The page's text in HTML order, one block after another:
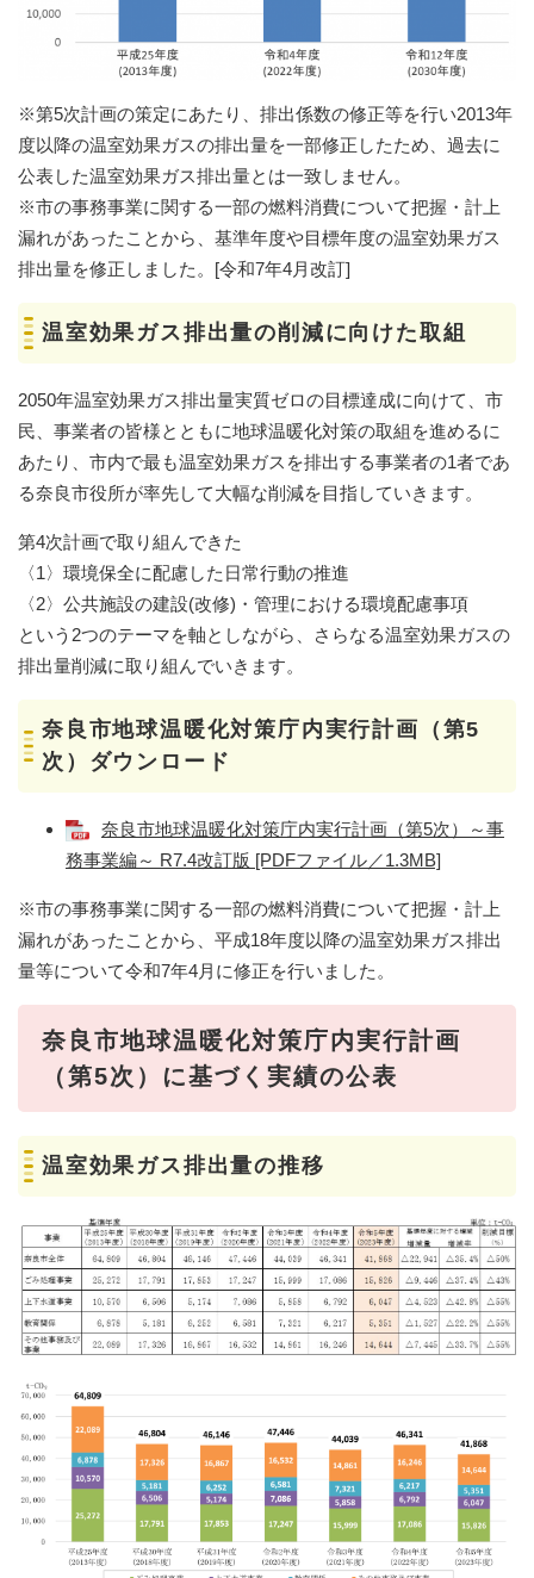
※第5次計画の策定にあたり、排出係数の修正等を行い2013年
度以降の温室効果ガスの排出量を一部修正したため、過去に
公表した温室効果ガス排出量とは一致しません。
※市の事務事業に関する一部の燃料消費について把握・計上
漏れがあったことから、基準年度や目標年度の温室効果ガス
排出量を修正しました。[令和7年4月改訂]
温室効果ガス排出量の削減に向けた取組
2050年温室効果ガス排出量実質ゼロの目標達成に向けて、市
民、事業者の皆様とともに地球温暖化対策の取組を進めるに
あたり、市内で最も温室効果ガスを排出する事業者の1者であ
る奈良市役所が率先して大幅な削減を目指していきます。
第4次計画で取り組んできた
〈1〉環境保全に配慮した日常行動の推進
〈2〉公共施設の建設(改修)・管理における環境配慮事項
という2つのテーマを軸としながら、さらなる温室効果ガスの
排出量削減に取り組んでいきます。
奈良市地球温暖化対策庁内実行計画（第5
次）ダウンロード
奈良市地球温暖化対策庁内実行計画（第5次）～事
務事業編～ R7.4改訂版 [PDFファイル／1.3MB]
※市の事務事業に関する一部の燃料消費について把握・計上
漏れがあったことから、平成18年度以降の温室効果ガス排出
量等について令和7年4月に修正を行いました。
奈良市地球温暖化対策庁内実行計画
（第5次）に基づく実績の公表
温室効果ガス排出量の推移